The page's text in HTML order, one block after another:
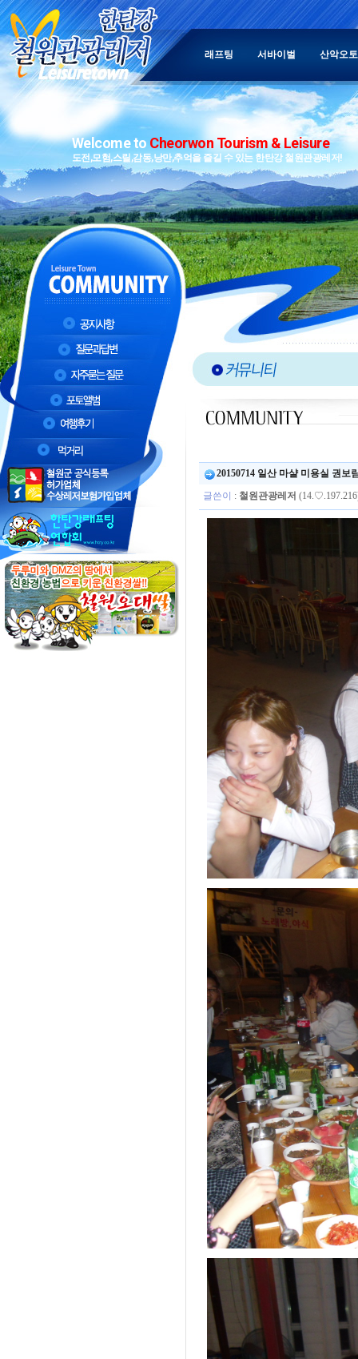
Welcome to Cheorwon Tourism & Leisure
도전,모험,스릴,감동,낭만,추억을 즐길 수 있는 한탄강 철원관광레저!
래프팅 서바이벌 산악오
20150714 일산 마샬 미용실 권보
글쓴이
: 철원관광레저